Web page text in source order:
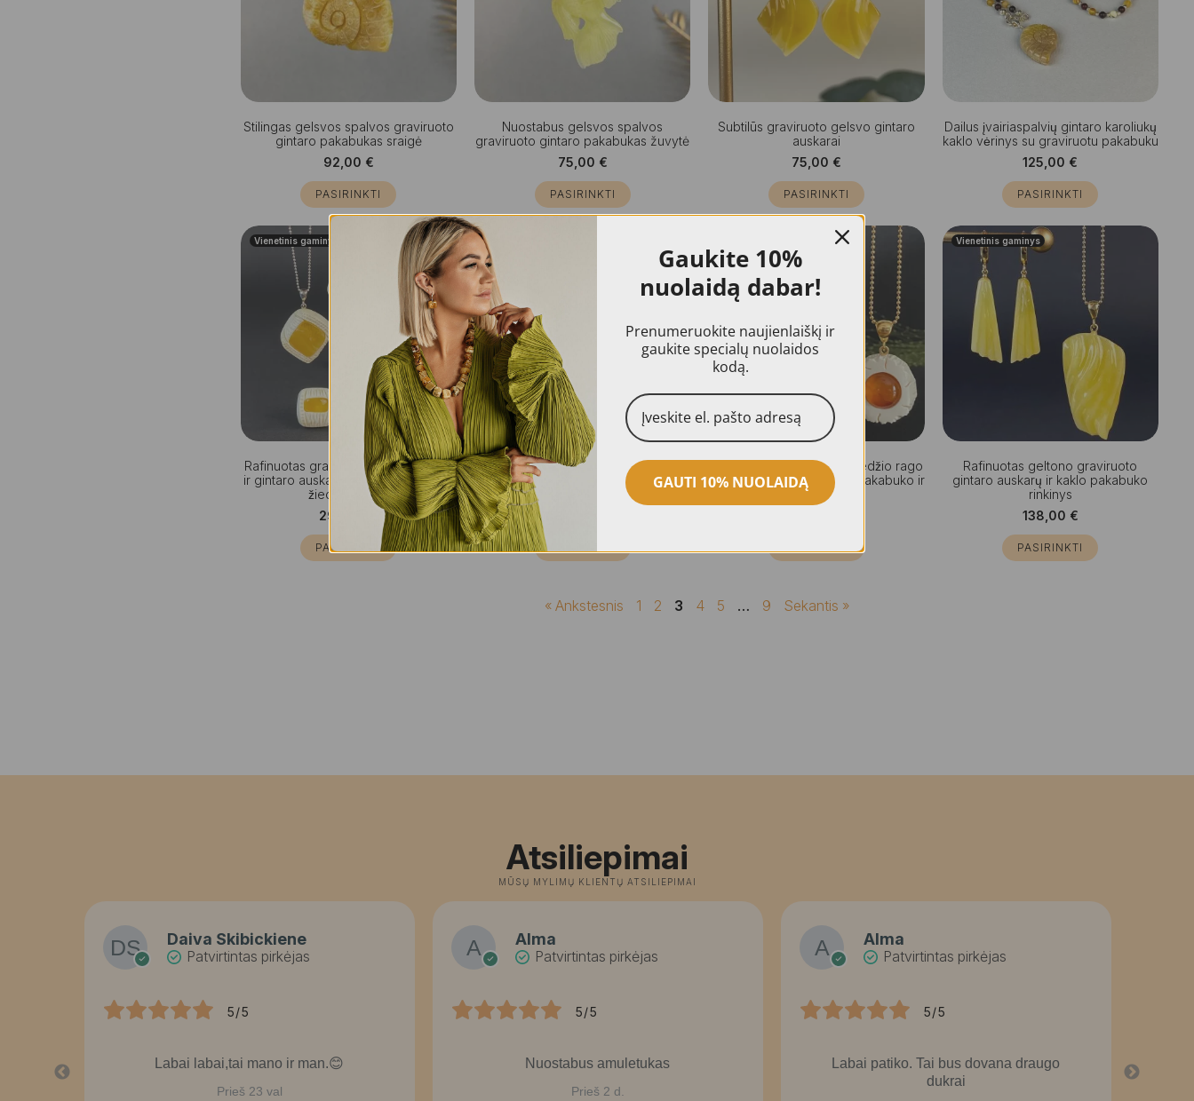
Stilingas gelsvos spalvos graviruoto
gintaro pakabukas sraigė
92,00 €
PASIRINKTI
Nuostabus gelsvos spalvos
graviruoto gintaro pakabukas žuvytė
75,00 €
PASIRINKTI
Subtilūs graviruoto gelsvo gintaro
auskarai
75,00 €
PASIRINKTI
Dailus įvairiaspalvių gintaro karoliukų
kaklo vėrinys su graviruotu pakabuku
125,00 €
PASIRINKTI
Vienetinis gaminys
Rafinuotas graviruoto briedžio rago
ir gintaro auskarų, kaklo pakabuko ir
žiedo rinkinys
290,00
PASIRINKTI
Žavingas graviruoto gelsvo gintaro
auskarų ir žiedo rinkinys
Prašmatnus graviruoto briedžio rago
ir skaidraus gintaro kaklo pakabuko ir
auskarų rinkinys
Vienetinis gaminys
Rafinuotas geltono graviruoto
gintaro auskarų ir kaklo pakabuko
rinkinys
138,00 €
PASIRINKTI
« Ankstesnis 1 2 3 4 5 … 9 Sekantis »
Atsiliepimai
MŪSŲ MYLIMŲ KLIENTŲ ATSILIEPIMAI
Daiva Skibickiene
Patvirtintas pirkėjas
5/5
Labai labai,tai mano ir man.😊
Prieš 23 val
Alma
Patvirtintas pirkėjas
5/5
Nuostabus amuletukas
Prieš 2 d.
Alma
Patvirtintas pirkėjas
5/5
Labai patiko. Tai bus dovana draugo
dukrai
Gaukite 10%
nuolaidą dabar!
Prenumeruokite naujienlaiškį ir
gaukite specialų nuolaidos
kodą.
GAUTI 10% NUOLAIDĄ